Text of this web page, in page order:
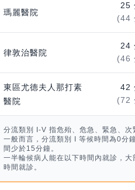
瑪麗醫院
25
(44
律敦治醫院
24
(46
東區尤德夫人那打素
醫院
42
(72
分流類別 I-V 指危殆、危急、緊急、次
一般而言，分流類別 I 等候時間為0分
間少於15分鐘。
一半輪候病人能在以下時間內就診，
時間就診。